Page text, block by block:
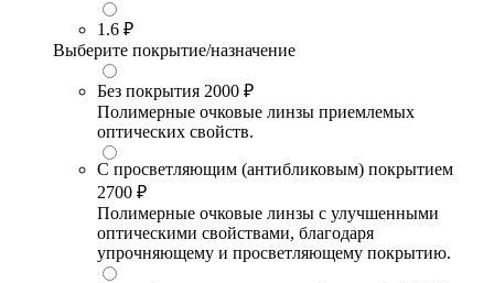
1.6 ₽
Выберите покрытие/назначение
Без покрытия 2000 ₽
Полимерные очковые линзы приемлемых
оптических свойств.
С просветляющим (антибликовым) покрытием
2700 ₽
Полимерные очковые линзы с улучшенными
оптическими свойствами, благодаря
упрочняющему и просветляющему покрытию.